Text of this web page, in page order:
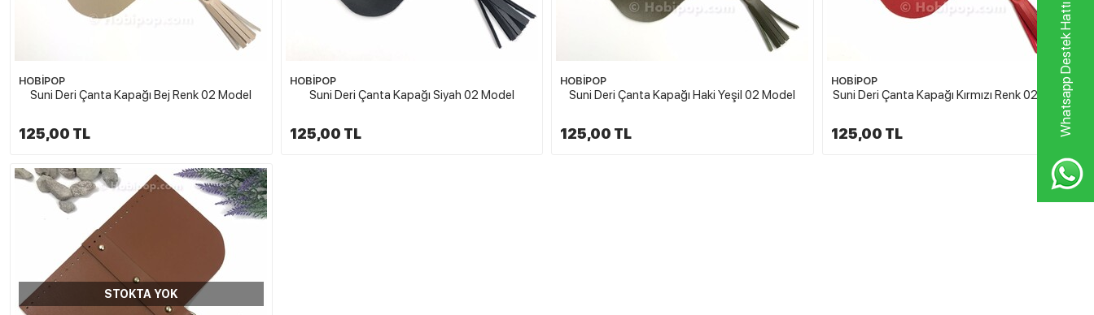
Whatsapp Destek Hattı
HOBİPOP
Suni Deri Çanta Kapağı Bej Renk 02 Model
125,00 TL
HOBİPOP
Suni Deri Çanta Kapağı Siyah 02 Model
125,00 TL
HOBİPOP
Suni Deri Çanta Kapağı Haki Yeşil 02 Model
125,00 TL
HOBİPOP
Suni Deri Çanta Kapağı Kırmızı Renk 02 Model
125,00 TL
STOKTA YOK